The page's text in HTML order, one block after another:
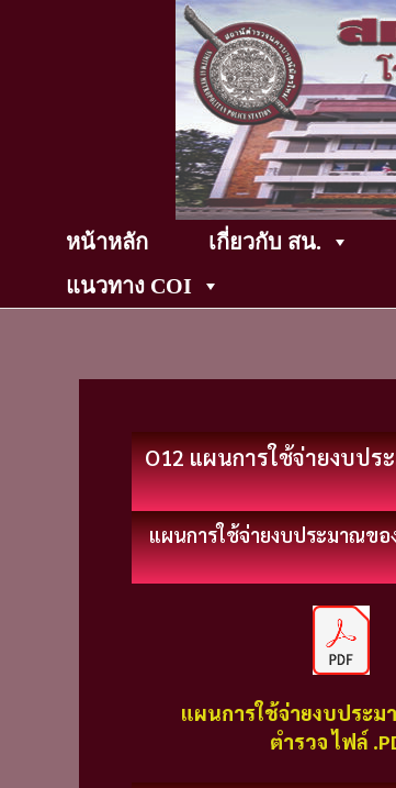
หน้าหลัก เกี่ยวกับ สน.
แนวทาง COI
O12 แผนการใช้จ่ายงบป
แผนการใช้จ่ายงบประมาณข
แผนการใช้จ่ายงบประ
ตำรวจ ไฟล์